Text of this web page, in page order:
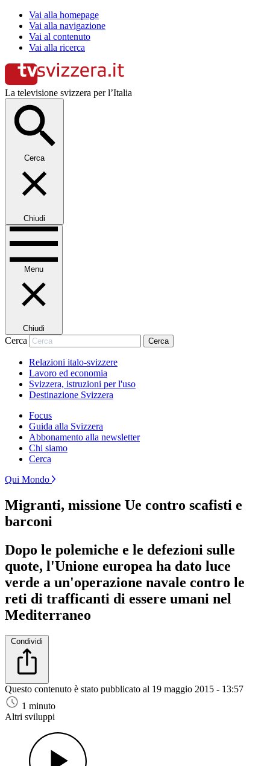
Vai alla homepage
Vai alla navigazione
Vai al contenuto
Vai alla ricerca
La televisione svizzera per l’Italia
Cerca
Chiudi
Menu
Chiudi
Cerca Cerca
Relazioni italo-svizzere
Lavoro ed economia
Svizzera, istruzioni per l'uso
Destinazione Svizzera
Focus
Guida alla Svizzera
Abbonamento alla newsletter
Chi siamo
Cerca
Qui Mondo
Migranti, missione Ue contro scafisti e
barconi
Dopo le polemiche e le defezioni sulle
quote, l'Unione europea ha dato luce
verde a un'operazione navale contro le
reti di trafficanti di essere umani nel
Mediterraneo
Condividi
Questo contenuto è stato pubblicato al 19 maggio 2015 - 13:57
1 minuto
Altri sviluppi